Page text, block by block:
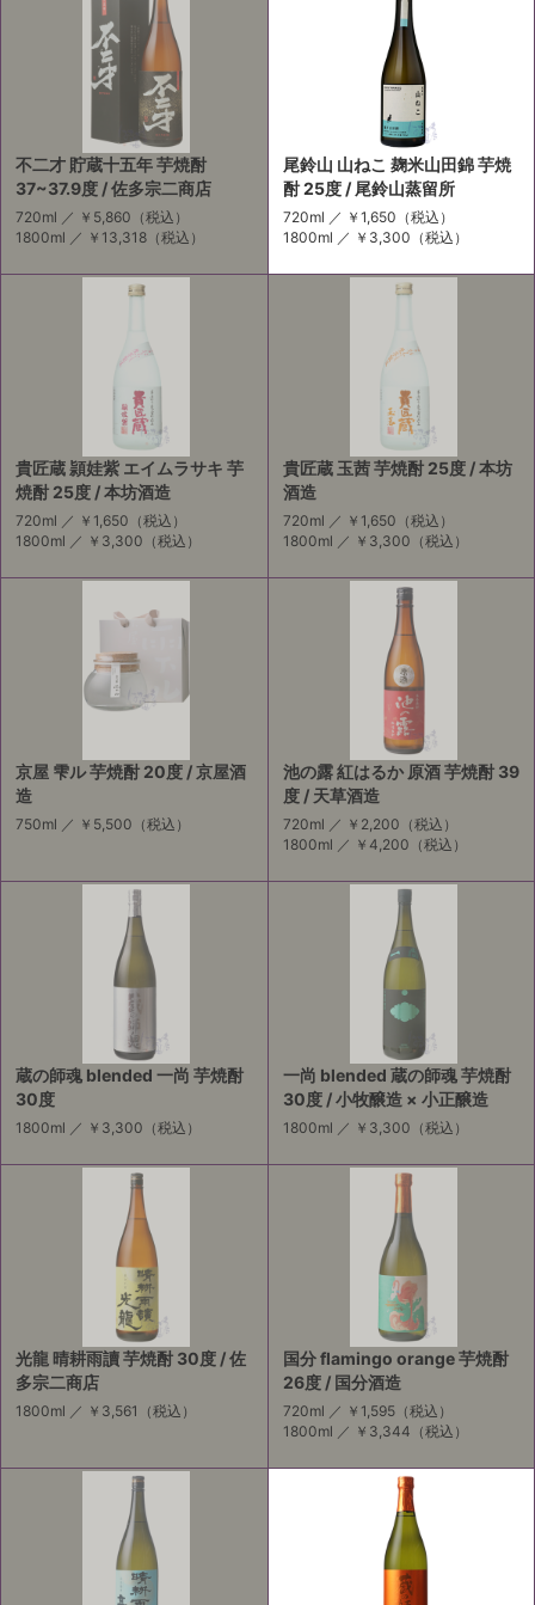
不二才 貯蔵十五年 芋焼酎
37~37.9度 / 佐多宗二商店
720ml ／ ￥5,860 （税込）
1800ml ／ ￥13,318 （税込）
尾鈴山 山ねこ 麹米山田錦 芋焼
酎 25度 / 尾鈴山蒸留所
720ml ／ ￥1,650 （税込）
1800ml ／ ￥3,300 （税込）
貴匠蔵 頴娃紫 エイムラサキ 芋
焼酎 25度 / 本坊酒造
720ml ／ ￥1,650 （税込）
1800ml ／ ￥3,300 （税込）
貴匠蔵 玉茜 芋焼酎 25度 / 本坊
酒造
720ml ／ ￥1,650 （税込）
1800ml ／ ￥3,300 （税込）
京屋 雫ル 芋焼酎 20度 / 京屋酒
造
750ml ／ ￥5,500 （税込）
池の露 紅はるか 原酒 芋焼酎 39
度 / 天草酒造
720ml ／ ￥2,200 （税込）
1800ml ／ ￥4,200 （税込）
蔵の師魂 blended 一尚 芋焼酎
30度
1800ml ／ ￥3,300 （税込）
一尚 blended 蔵の師魂 芋焼酎
30度 / 小牧醸造 × 小正醸造
1800ml ／ ￥3,300 （税込）
光龍 晴耕雨讀 芋焼酎 30度 / 佐
多宗二商店
1800ml ／ ￥3,561 （税込）
国分 flamingo orange 芋焼酎
26度 / 国分酒造
720ml ／ ￥1,595（税込）
1800ml ／ ￥3,344 （税込）